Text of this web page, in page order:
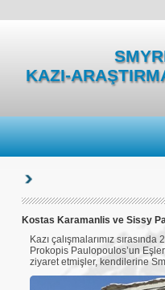
KAZI-
Kostas Karamanlis ve Sissy
Kazı çalışmalarımız
Prokopis Paulopoulos’un
ziyaret etmişler, kendilerine